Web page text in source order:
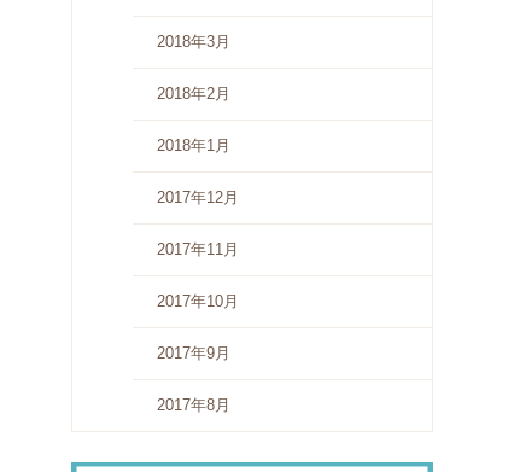
2018年3月
2018年2月
2018年1月
2017年12月
2017年11月
2017年10月
2017年9月
2017年8月